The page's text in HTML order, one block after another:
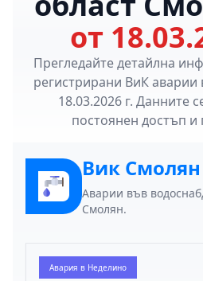
от
Прегледайте детайлна
регистрирани ВиК аварии
18.03.2026 г. Данните
постоянен достъп и
Вик Смолян
Аварии във
Смолян.
Авария в Неделино